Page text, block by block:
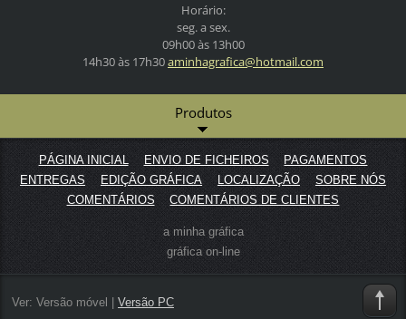
Horário:
seg. a sex.
09h00 às 13h00
14h30 às 17h30aminhagrafica@hotmail.com
Produtos
PÁGINA INICIAL ENVIO DE FICHEIROS
PAGAMENTOS
ENTREGAS
EDIÇÃO GRÁFICA LOCALIZAÇÃO
SOBRE NÓS
COMENTÁRIOS
COMENTÁRIOS DE CLIENTES
a minha gráfica
gráfica on-line
Ver: Versão móvel Versão PC